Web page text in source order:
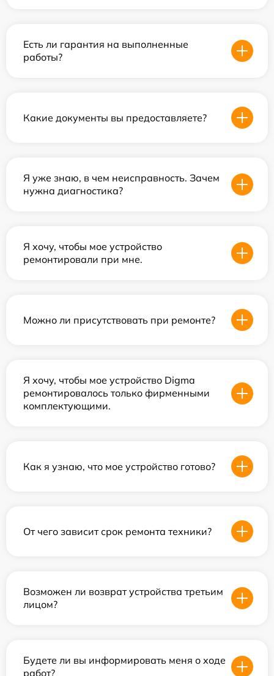
Есть ли гарантия на выполненные
работы?
Какие документы вы предоставляете?
Я уже знаю, в чем неисправность. Зачем
нужна диагностика?
Я хочу, чтобы мое устройство
ремонтировали при мне.
Можно ли присутствовать при ремонте?
Я хочу, чтобы мое устройство Digma
ремонтировалось только фирменными
комплектующими.
Как я узнаю, что мое устройство готово?
От чего зависит срок ремонта техники?
Возможен ли возврат устройства третьим
лицом?
Будете ли вы информировать меня о ходе
работ?